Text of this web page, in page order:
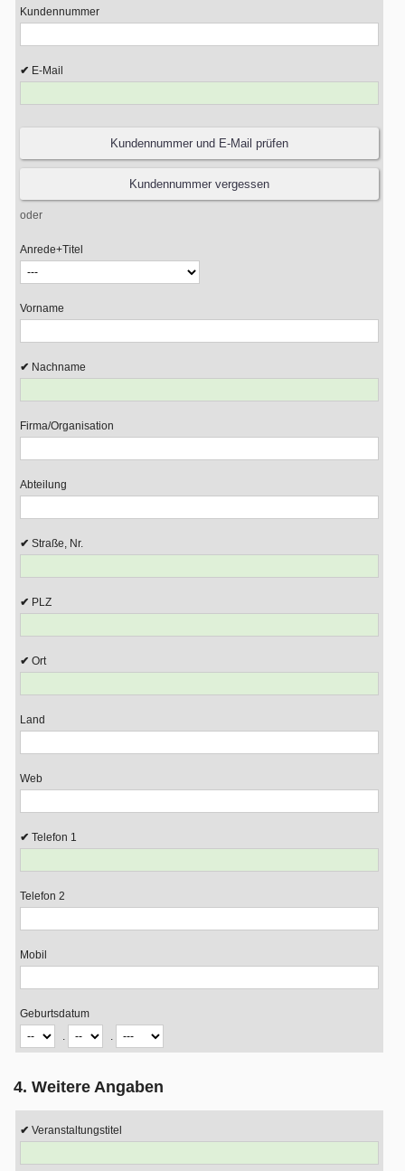
Kundennummer
E-Mail
oder
Anrede+Titel
Vorname
Nachname
Firma/Organisation
Abteilung
Straße, Nr.
PLZ
Ort
Land
Web
Telefon 1
Telefon 2
Mobil
Geburtsdatum
.
.
4. Weitere Angaben
Veranstaltungstitel